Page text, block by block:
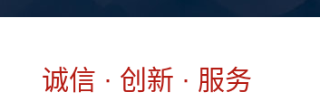
诚信 · 创新 · 服务